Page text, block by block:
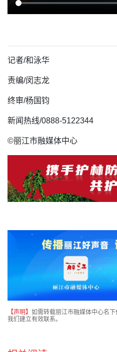
记者/和泳华
责编/闵志龙
终审/杨国钧
新闻热线/0888-5122344
©丽江市融媒体中心
【声明】 如需转载丽江市融媒体中心名
我们建立有效联系。